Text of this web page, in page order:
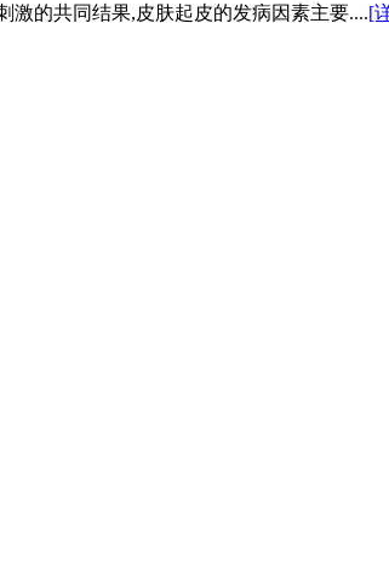
激的共同结果,皮肤起皮的发病因素主要....[